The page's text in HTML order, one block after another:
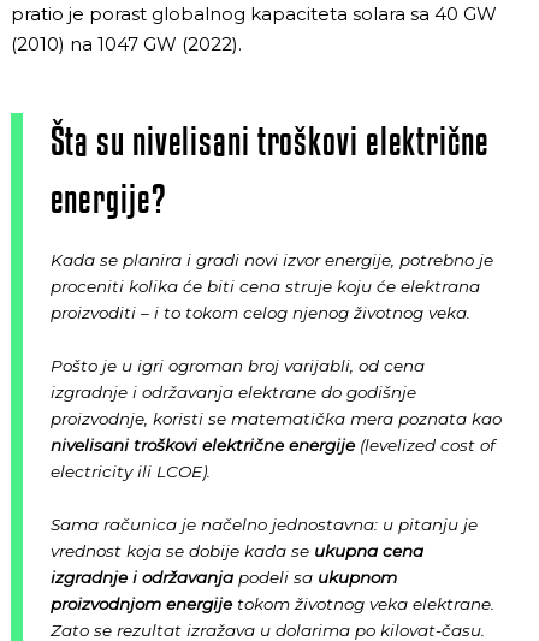
pratio je porast globalnog kapaciteta solara sa 40 GW
(2010) na 1047 GW (2022).
Šta su nivelisani troškovi električne
energije?
Kada se planira i gradi novi izvor energije, potrebno je
proceniti kolika će biti cena struje koju će elektrana
proizvoditi – i to tokom celog njenog životnog veka.
Pošto je u igri ogroman broj varijabli, od cena
izgradnje i održavanja elektrane do godišnje
proizvodnje, koristi se matematička mera poznata kao
nivelisani troškovi električne energije (levelized cost of
electricity ili LCOE).
Sama računica je načelno jednostavna: u pitanju je
vrednost koja se dobije kada se ukupna cena
izgradnje i održavanja podeli sa ukupnom
proizvodnjom energijetokom životnog veka elektrane.
Zato se rezultat izražava u dolarima po kilovat-času.